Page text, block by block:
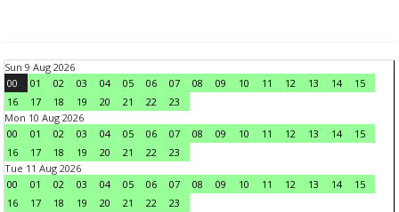
Sun 9 Aug 2026
00
01 02 03 04 05 06 07 08 09 10 11 12 13 14
15
16
17 18 19 20 21 22
23
Mon 10 Aug 2026
00
01 02 03 04 05 06 07 08 09 10 11 12 13 14
15
16
17 18 19 20 21 22
23
Tue 11 Aug 2026
00
01 02 03 04 05 06 07 08 09 10 11 12 13 14
15
16
17 18 19 20 21 22
23